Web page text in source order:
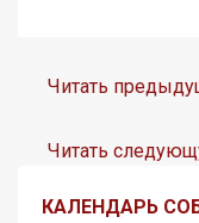
Читать
Читать
КАЛЕНДАРЬ